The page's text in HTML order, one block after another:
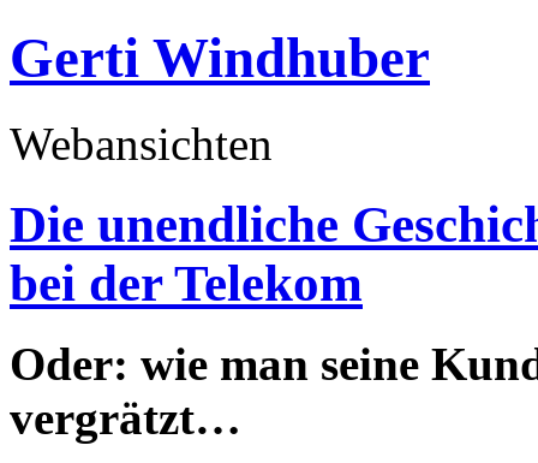
Gerti Windhuber
Webansichten
Die unendliche
bei der Telekom
Oder: wie man seine
vergrätzt…